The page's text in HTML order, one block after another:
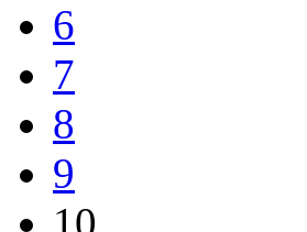
6
7
8
9
10